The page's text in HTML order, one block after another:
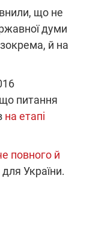
що не
думи
зокрема, й на
питання
на етапі
повного й
для України.